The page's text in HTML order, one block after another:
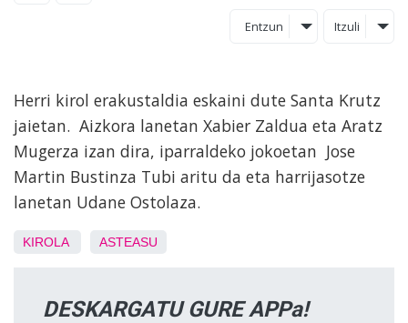
Entzun Itzuli
Herri kirol erakustaldia eskaini dute Santa Krutz
jaietan. Aizkora lanetan Xabier Zaldua eta Aratz
Mugerza izan dira, iparraldeko jokoetan Jose
Martin Bustinza Tubi aritu da eta harrijasotze
lanetan Udane Ostolaza.
KIROLA ASTEASU
DESKARGATU GURE APPa!